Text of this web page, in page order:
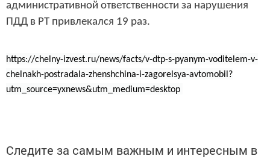
административной ответственности за нарушения
ПДД в РТ привлекался 19 раз.
https://chelny-izvest.ru/news/facts/v-dtp-s-pyanym-voditelem-v-
chelnakh-postradala-zhenshchina-i-zagorelsya-avtomobil?
utm_source=yxnews&utm_medium=desktop
Следите за самым важным и интересным в